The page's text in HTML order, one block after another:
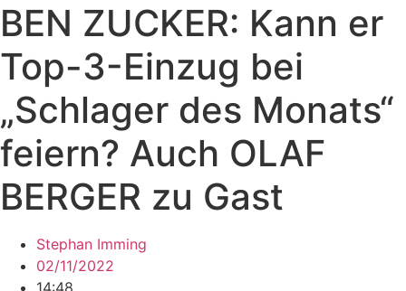
BEN ZUCKER: Kann er
Top-3-Einzug bei
„Schlager des Monats“
feiern? Auch OLAF
BERGER zu Gast
Stephan Imming
02/11/2022
14:48